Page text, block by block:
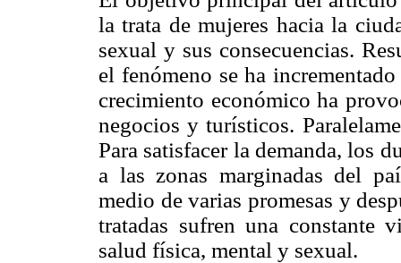
la trata de mujeres hacia la
sexual y sus consecuencias.
el fenómeno se ha
crecimiento económico ha
negocios y turísticos.
Para satisfacer la demanda, los
a las zonas marginadas del
medio de varias promesas y
tratadas sufren una constante
salud física, mental y sexual.